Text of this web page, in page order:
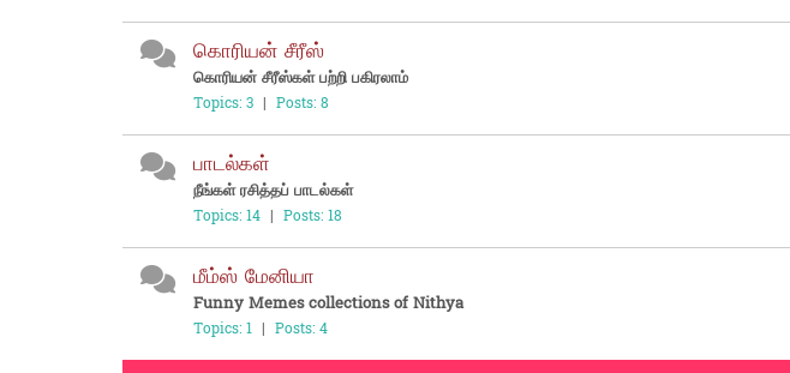
கொரியன் சீரீஸ்
கொரியன் சீரீஸ்கள் பற்றி பகிரலாம்
Topics: 3 | Posts: 8
பாடல்கள்
நீங்கள் ரசித்தப் பாடல்கள்
Topics: 14 | Posts: 18
மீம்ஸ் மேனியா
Funny Memes collections of Nithya
Topics: 1 | Posts: 4